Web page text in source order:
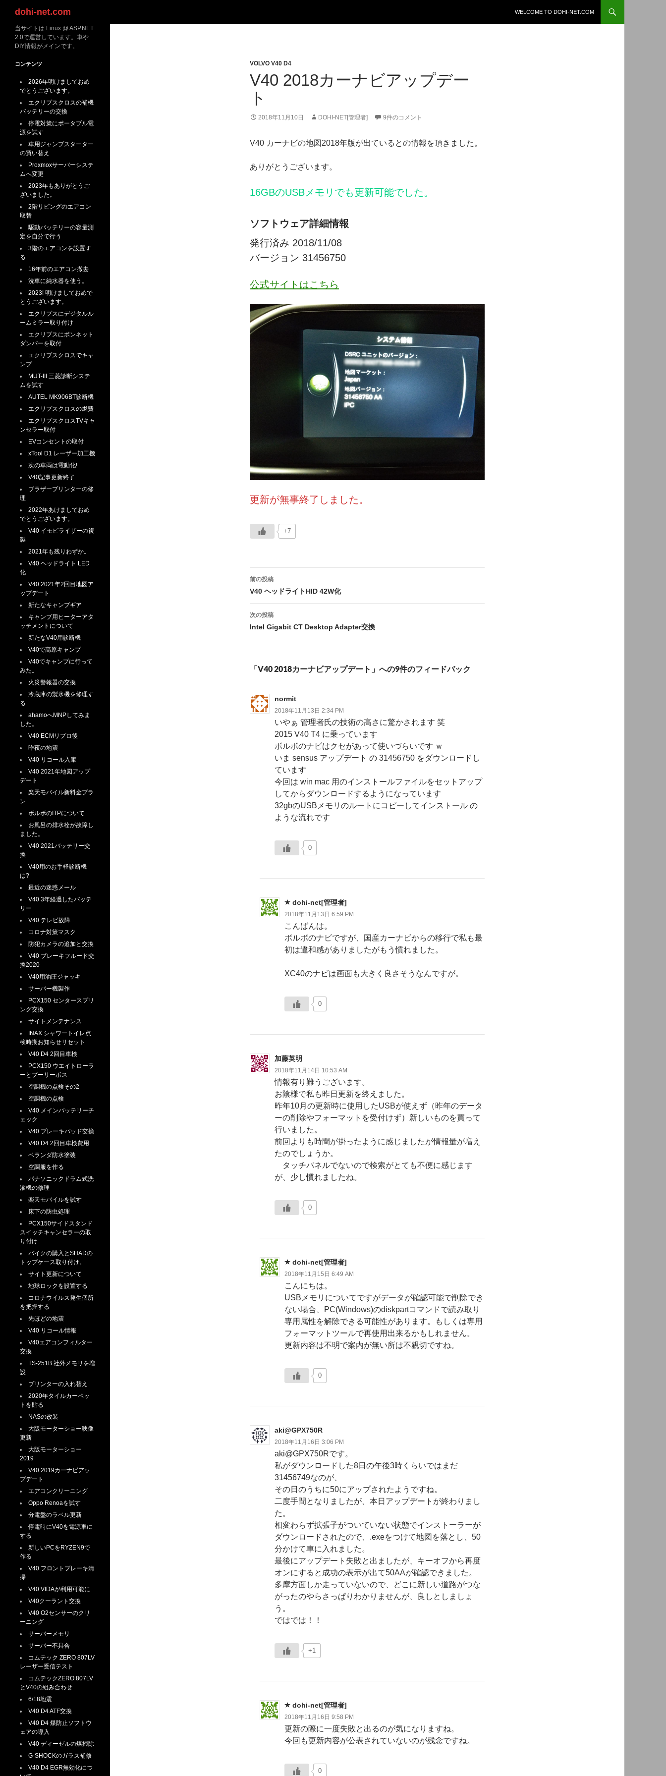
dohi-net.com
WELCOME TO DOHI-NET.COM
VOLVO V40 D4
V40 2018カーナビアップデー
ト
2018年11月10日 DOHI-NET[管理者] 9件のコメント
V40 カーナビの地図2018年版が出ているとの情報を頂きました。
ありがとうございます。
16GBのUSBメモリでも更新可能でした。
ソフトウェア詳細情報
発行済み 2018/11/08
バージョン 31456750
公式サイトはこちら
更新が無事終了しました。
+7
投
稿
ナ
ビ
ー
ョ
ン
前の投稿
V40 ヘッドライトHID 42W化
次の投稿
Intel Gigabit CT Desktop Adapter交換
「V40 2018カーナビアップデート」への9件のフィードバック
normit
2018年11月13日 2:34 PM
いやぁ 管理者氏の技術の高さに驚かされます 笑
2015 V40 T4 に乗っています
ボルボのナビはクセがあって使いづらいです ｗ
いま sensus アップデート の 31456750 をダウンロードし
ています
今回は win mac 用のインストールファイルをセットアップ
してからダウンロードするようになっています
32gbのUSBメモリのルートにコピーしてインストール の
ような流れです
0
dohi-net[管理者]
2018年11月13日 6:59 PM
こんばんは。
ボルボのナビですが、国産カーナビからの移行で私も最
初は違和感がありましたがもう慣れました。
XC40のナビは画面も大きく良さそうなんですが。
0
加藤英明
2018年11月14日 10:53 AM
情報有り難うございます。
お陰様で私も昨日更新を終えました。
昨年10月の更新時に使用したUSBが使えず（昨年のデータ
ーの削除やフォーマットを受付けず）新しいものを買って
行いました。
前回よりも時間が掛ったように感じましたが情報量が増え
たのでしょうか。
タッチパネルでないので検索がとても不便に感じます
が、少し慣れましたね。
0
dohi-net[管理者]
2018年11月15日 6:49 AM
こんにちは。
USBメモリについてですがデータが確認可能で削除でき
ない場合、PC(Windows)のdiskpartコマンドで読み取り
専用属性を解除できる可能性があります。もしくは専用
フォーマットツールで再使用出来るかもしれません。
更新内容は不明で案内が無い所は不親切ですね。
0
aki@GPX750R
2018年11月16日 3:06 PM
aki@GPX750Rです。
私がダウンロードした8日の午後3時くらいではまだ
31456749なのが、
その日のうちに50にアップされたようですね。
二度手間となりましたが、本日アップデートが終わりまし
た。
相変わらず拡張子がついていない状態でインストーラーが
ダウンロードされたので、.exeをつけて地図を落とし、50
分かけて車に入れました。
最後にアップデート失敗と出ましたが、キーオフから再度
オンにすると成功の表示が出て50AAが確認できました。
多摩方面しか走っていないので、どこに新しい道路がつな
がったのやらさっぱりわかりませんが、良しとしましょ
う。
ではでは！！
+1
dohi-net[管理者]
2018年11月16日 9:58 PM
更新の際に一度失敗と出るのが気になりますね。
今回も更新内容が公表されていないのが残念ですね。
0
当サイトは Linux @ ASP.NET
2.0で運営しています。車や
DIY情報がメインです。
コンテンツ
2026年明けましておめ
でとうございます。
エクリプスクロスの補機
バッテリーの交換
停電対策にポータブル電
源を試す
車用ジャンプスターター
の買い替え
Proxmoxサーバーシステ
ムへ変更
2023年もありがとうご
ざいました。
2階リビングのエアコン
取替
駆動バッテリーの容量測
定を自分で行う
3階のエアコンを設置す
る
16年前のエアコン撤去
洗車に純水器を使う。
2023! 明けましておめで
とうございます。
エクリプスにデジタルル
ームミラー取り付け
エクリプスにボンネット
ダンパーを取付
エクリプスクロスでキャ
ンプ
MUT-III 三菱診断システ
ムを試す
AUTEL MK906BT診断機
エクリプスクロスの燃費
エクリプスクロスTVキャ
ンセラー取付
EVコンセントの取付
xTool D1 レーザー加工機
次の車両は電動化!
V40記事更新終了
ブラザープリンターの修
理
2022年あけましておめ
でとうございます。
V40 イモビライザーの複
製
2021年も残りわずか。
V40 ヘッドライト LED
化
V40 2021年2回目地図ア
ップデート
新たなキャンプギア
キャンプ用ヒーターアタ
ッチメントについて
新たなV40用診断機
V40で高原キャンプ
V40でキャンプに行って
みた。
火災警報器の交換
冷蔵庫の製氷機を修理す
る
ahamoへMNPしてみま
した。
V40 ECMリプロ後
昨夜の地震
V40 リコール入庫
V40 2021年地図アップ
デート
楽天モバイル新料金プラ
ン
ボルボのITPについて
お風呂の排水栓が故障し
ました。
V40 2021バッテリー交
換
V40用のお手軽診断機
は?
最近の迷惑メール
V40 3年経過したバッテ
リー
V40 テレビ故障
コロナ対策マスク
防犯カメラの追加と交換
V40 ブレーキフルード交
換2020
V40用油圧ジャッキ
サーバー機製作
PCX150 センタースプリ
ング交換
サイトメンテナンス
INAX シャワートイレ点
検時期お知らせリセット
V40 D4 2回目車検
PCX150 ウエイトローラ
ーとプーリーボス
空調機の点検その2
空調機の点検
V40 メインバッテリーチ
ェック
V40 ブレーキパッド交換
V40 D4 2回目車検費用
ベランダ防水塗装
空調服を作る
パナソニックドラム式洗
濯機の修理
楽天モバイルを試す
床下の防虫処理
PCX150サイドスタンド
スイッチキャンセラーの取
り付け
バイクの購入とSHADの
トップケース取り付け。
サイト更新について
地球ロックを設置する
コロナウイルス発生個所
を把握する
先ほどの地震
V40 リコール情報
V40エアコンフィルター
交換
TS-251B 社外メモリを増
設
プリンターの入れ替え
2020年タイルカーペッ
トを貼る
NASの改装
大阪モーターショー映像
更新
大阪モーターショー
2019
V40 2019カーナビアッ
プデート
エアコンクリーニング
Oppo Renoaを試す
分電盤のラベル更新
停電時にV40を電源車に
する
新しいPCをRYZEN9で
作る
V40 フロントブレーキ清
掃
V40 VIDAが利用可能に
V40クーラント交換
V40 O2センサーのクリ
ーニング
サーバーメモリ
サーバー不具合
コムテック ZERO 807LV
レーザー受信テスト
コムテックZERO 807LV
とV40の組み合わせ
6/18地震
V40 D4 ATF交換
V40 D4 煤防止ソフトウ
ェアの導入
V40 ディーゼルの煤掃除
G-SHOCKのガラス補修
V40 D4 EGR無効化につ